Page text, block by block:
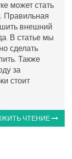
может стать
Правильная
внешний
В статье мы
сделать
Также
за
стоит
ЧТЕНИЕ